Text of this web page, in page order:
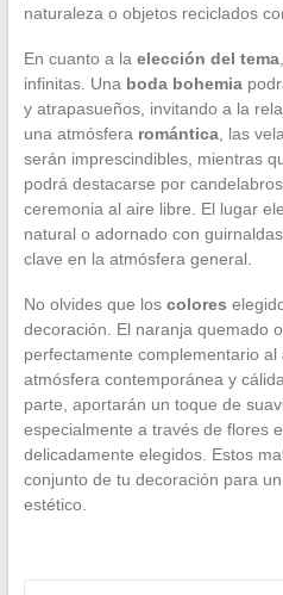
naturaleza o objetos reciclados
En cuanto a la elección del tema
infinitas. Una boda bohemia
y atrapasueños, invitando a la
una atmósfera romántica, las
serán imprescindibles, mientras
podrá destacarse por
ceremonia al aire libre. El lugar
natural o adornado con
clave en la atmósfera general.
No olvides que los colores
decoración. El naranja quemado
perfectamente complementario
atmósfera contemporánea y
parte, aportarán un toque de
especialmente a través de flores
delicadamente elegidos. Estos
conjunto de tu decoración para
estético.